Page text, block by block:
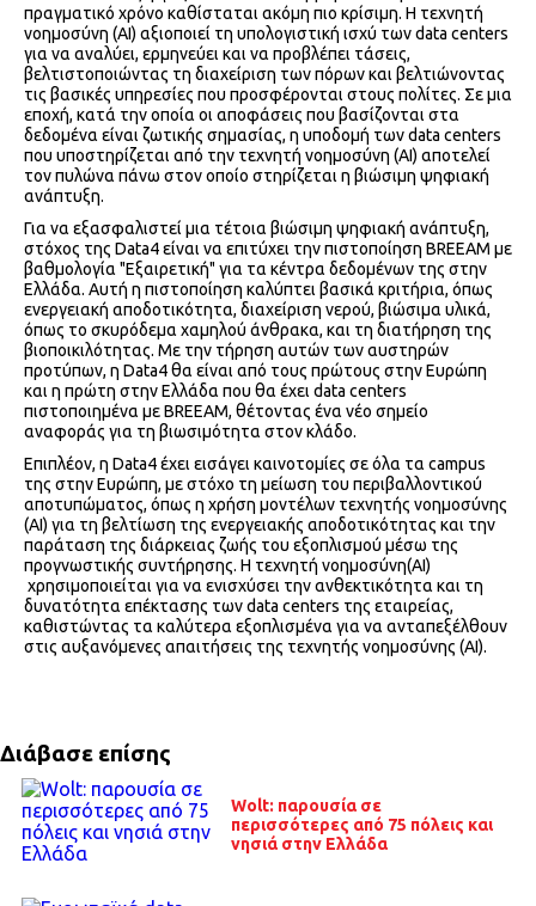
πραγματικό χρόνο καθίσταται ακόμη πιο κρίσιμη. Η τεχνητή
νοημοσύνη (ΑΙ) αξιοποιεί τη υπολογιστική ισχύ των data centers
για να αναλύει, ερμηνεύει και να προβλέπει τάσεις,
βελτιστοποιώντας τη διαχείριση των πόρων και βελτιώνοντας
τις βασικές υπηρεσίες που προσφέρονται στους πολίτες. Σε μια
εποχή, κατά την οποία οι αποφάσεις που βασίζονται στα
δεδομένα είναι ζωτικής σημασίας, η υποδομή των data centers
που υποστηρίζεται από την τεχνητή νοημοσύνη (ΑΙ) αποτελεί
τον πυλώνα πάνω στον οποίο στηρίζεται η βιώσιμη ψηφιακή
ανάπτυξη.
Για να εξασφαλιστεί μια τέτοια βιώσιμη ψηφιακή ανάπτυξη,
στόχος της Data4 είναι να επιτύχει την πιστοποίηση BREEAM με
βαθμολογία "Εξαιρετική" για τα κέντρα δεδομένων της στην
Ελλάδα. Αυτή η πιστοποίηση καλύπτει βασικά κριτήρια, όπως
ενεργειακή αποδοτικότητα, διαχείριση νερού, βιώσιμα υλικά,
όπως το σκυρόδεμα χαμηλού άνθρακα, και τη διατήρηση της
βιοποικιλότητας. Με την τήρηση αυτών των αυστηρών
προτύπων, η Data4 θα είναι από τους πρώτους στην Ευρώπη
και η πρώτη στην Ελλάδα που θα έχει data centers
πιστοποιημένα με BREEAM, θέτοντας ένα νέο σημείο
αναφοράς για τη βιωσιμότητα στον κλάδο.
Επιπλέον, η Data4 έχει εισάγει καινοτομίες σε όλα τα campus
της στην Ευρώπη, με στόχο τη μείωση του περιβαλλοντικού
αποτυπώματος, όπως η χρήση μοντέλων τεχνητής νοημοσύνης
(AI) για τη βελτίωση της ενεργειακής αποδοτικότητας και την
παράταση της διάρκειας ζωής του εξοπλισμού μέσω της
προγνωστικής συντήρησης. Η τεχνητή νοημοσύνη(AI)
χρησιμοποιείται για να ενισχύσει την ανθεκτικότητα και τη
δυνατότητα επέκτασης των data centers της εταιρείας,
καθιστώντας τα καλύτερα εξοπλισμένα για να ανταπεξέλθουν
στις αυξανόμενες απαιτήσεις της τεχνητής νοημοσύνης (AI).
Διάβασε επίσης
Wolt: παρουσία σε
περισσότερες από 75 πόλεις και
νησιά στην Ελλάδα